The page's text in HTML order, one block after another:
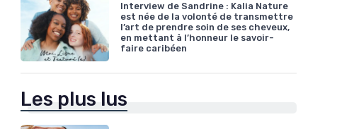
Interview de Sandrine : Kalia Nature
est née de la volonté de transmettre
l’art de prendre soin de ses cheveux,
en mettant à l’honneur le savoir-
faire caribéen
Les plus lus